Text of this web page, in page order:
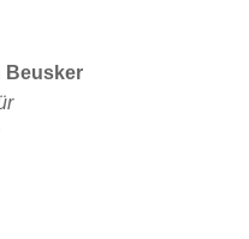
Beusker